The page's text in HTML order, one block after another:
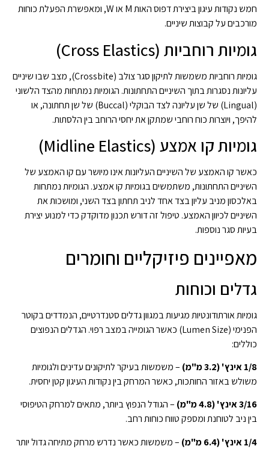
חמש נקודות עיגון ביצירת דפוס האות M או W, ומאפשרת הפעלת כוחות
מורכבים על קבוצות שיניים.
גומיות רוחביות (Cross Elastics)
גומיות רוחביות משמשות לתיקון סגר צולב (Crossbite), מצב שבו שיניים
עליונות נסגרות בתוך השיניים התחתונות. הגומיות נמתחות מהצד הלשוני
(Lingual) של שן עליונה לצד הבוקלי (Buccal) של שן תחתונה, או
להיפך, ויוצרות כוח רוחבי שמתקן את יחסי הרוחב בין הלסתות.
גומיות קו אמצע (Midline Elastics)
כאשר קו האמצע של השיניים העליונות אינו מיושר עם קו האמצע של
השיניים התחתונות, משתמשים בגומיות קו אמצע. הגומיות נמתחות
באלכסון מניב עליון בצד אחד לניב תחתון בצד השני, ומושכות את
השיניים לכיוון האמצע. טיפול זה דורש תכנון מדוקדק כדי למנוע יצירת
בעיות סגר נוספות.
מאפיינים פיזיקליים וחומרים
גדלים וכוחות
גומיות אורתודונטיות מגיעות במגוון גדלים סטנדרטיים, הנמדדים בקוטר
הפנימי (Lumen Size) כאשר הגומייה במצב רפוי. הגדלים הנפוצים
כוללים:
1/8 אינץ' (3.2 מ"מ)
– משמשות בעיקר לתיקונים עדינים ולגומיות
משולש באזור החותכות, כאשר המרחק בין נקודות העיגון קטן יחסית.
3/16 אינץ' (4.8 מ"מ)
– הגודל הנפוץ ביותר, מתאים למרחק הטיפוסי
בין ניב לטוחנת ומספק טווח כוחות רחב.
1/4 אינץ' (6.4 מ"מ)
– משמשות כאשר נדרש מרחק מתיחה גדול יותר